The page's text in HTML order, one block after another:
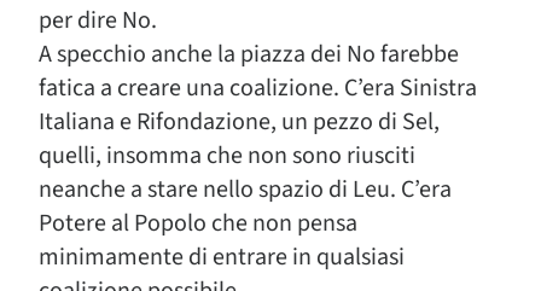
per dire No.
A specchio anche la piazza dei No farebbe
fatica a creare una coalizione. C’era Sinistra
Italiana e Rifondazione, un pezzo di Sel,
quelli, insomma che non sono riusciti
neanche a stare nello spazio di Leu. C’era
Potere al Popolo che non pensa
minimamente di entrare in qualsiasi